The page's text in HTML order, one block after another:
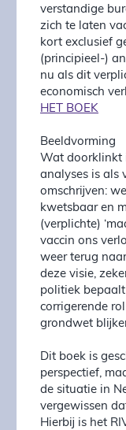
verstandige
zich te laten
kort exclusief
(principieel-)
nu als dit
economisch
HET BOEK
Beeldvorming
Wat doorklinkt
analyses is als
omschrijven:
kwetsbaar en
(verplichte)
vaccin ons
weer terug
deze visie,
politiek
corrigerende
grondwet
Dit boek is
perspectief,
de situatie in
vergewissen
Hierbij is het